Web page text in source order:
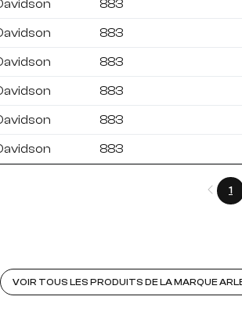
883
883
883
883
883
883
1
VOIR TOUS LES PRODUITS DE LA MARQUE